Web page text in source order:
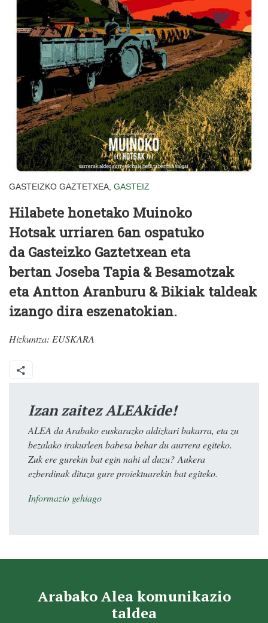
GASTEIZKO GAZTETXEA, GASTEIZ
Hilabete honetako Muinoko
Hotsak urriaren 6an ospatuko
da Gasteizko Gaztetxean eta
bertan Joseba Tapia& Besamotzak
eta Antton Aranburu & Bikiak taldeak
izango dira eszenatokian.
Hizkuntza: EUSKARA
Izan zaitez ALEAkide!
ALEA da Arabako euskarazko aldizkari bakarra, eta zu
bezalako irakurleen babesa behar du aurrera egiteko.
Zuk ere gurekin bat egin nahi al duzu? Aukera
ezberdinak dituzu gure proiektuarekin bat egiteko.
Informazio gehiago
Arabako Alea komunikazio
taldea